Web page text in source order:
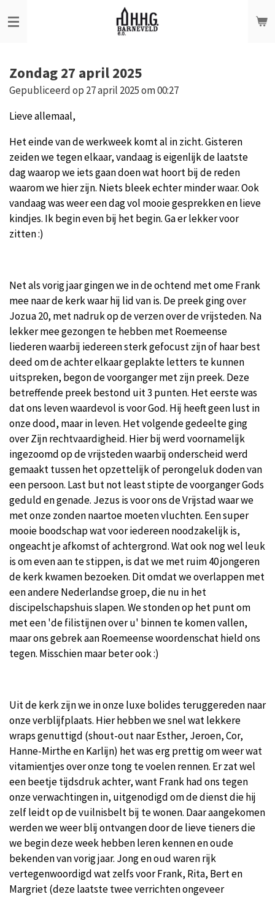
direct
hoofdinhoud
Zondag 27 april 2025
Gepubliceerd op 27 april 2025 om 00:27
Lieve allemaal,
Het einde van de werkweek komt al in zicht. Gisteren
zeiden we tegen elkaar, vandaag is eigenlijk de laatste
dag waarop we iets gaan doen wat hoort bij de reden
waarom we hier zijn. Niets bleek echter minder waar. Ook
vandaag was weer een dag vol mooie gesprekken en lieve
kindjes. Ik begin even bij het begin. Ga er lekker voor
zitten :)
Net als vorig jaar gingen we in de ochtend met ome Frank
mee naar de kerk waar hij lid van is. De preek ging over
Jozua 20, met nadruk op de verzen over de vrijsteden. Na
lekker mee gezongen te hebben met Roemeense
liederen waarbij iedereen sterk gefocust zijn of haar best
deed om de achter elkaar geplakte letters te kunnen
uitspreken, begon de voorganger met zijn preek. Deze
betreffende preek bestond uit 3 punten. Het eerste was
dat ons leven waardevol is voor God. Hij heeft geen lust in
onze dood, maar in leven. Het volgende gedeelte ging
over Zijn rechtvaardigheid. Hier bij werd voornamelijk
ingezoomd op de vrijsteden waarbij onderscheid werd
gemaakt tussen het opzettelijk of perongeluk doden van
een persoon. Last but not least stipte de voorganger Gods
geduld en genade. Jezus is voor ons de Vrijstad waar we
met onze zonden naartoe moeten vluchten. Een super
mooie boodschap wat voor iedereen noodzakelijk is,
ongeacht je afkomst of achtergrond. Wat ook nog wel leuk
is om even aan te stippen, is dat we met ruim 40 jongeren
de kerk kwamen bezoeken. Dit omdat we overlappen met
een andere Nederlandse groep, die nu in het
discipelschapshuis slapen. We stonden op het punt om
met een 'de filistijnen over u' binnen te komen vallen,
maar ons gebrek aan Roemeense woordenschat hield ons
tegen. Misschien maar beter ook :)
Uit de kerk zijn we in onze luxe bolides teruggereden naar
onze verblijfplaats. Hier hebben we snel wat lekkere
wraps genuttigd (shout-out naar Esther, Jeroen, Cor,
Hanne-Mirthe en Karlijn) het was erg prettig om weer wat
vitamientjes over onze tong te voelen rennen. Er zat wel
een beetje tijdsdruk achter, want Frank had ons tegen
onze verwachtingen in, uitgenodigd om de dienst die hij
zelf leidt op de vuilnisbelt bij te wonen. Daar aangekomen
werden we weer blij ontvangen door de lieve tieners die
we begin deze week hebben leren kennen en oude
bekenden van vorig jaar. Jong en oud waren rijk
vertegenwoordigd wat zelfs voor Frank, Rita, Bert en
Margriet (deze laatste twee verrichten ongeveer